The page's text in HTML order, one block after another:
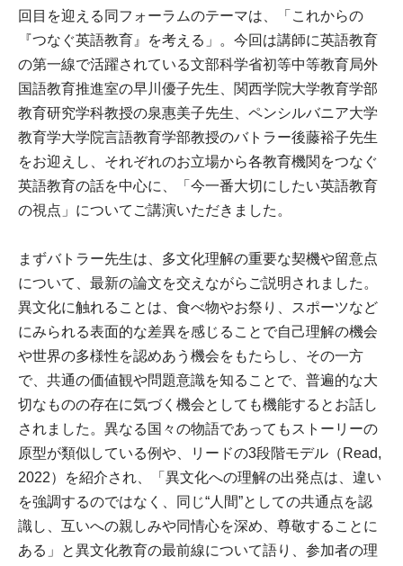
回目を迎える同フォーラムのテーマは、「これからの
『つなぐ英語教育』を考える」。今回は講師に英語教育
の第一線で活躍されている文部科学省初等中等教育局外
国語教育推進室の早川優子先生、関西学院大学教育学部
教育研究学科教授の泉惠美子先生、ペンシルバニア大学
教育学大学院言語教育学部教授のバトラー後藤裕子先生
をお迎えし、それぞれのお立場から各教育機関をつなぐ
英語教育の話を中心に、「今一番大切にしたい英語教育
の視点」についてご講演いただきました。
まずバトラー先生は、多文化理解の重要な契機や留意点
について、最新の論文を交えながらご説明されました。
異文化に触れることは、食べ物やお祭り、スポーツなど
にみられる表面的な差異を感じることで自己理解の機会
や世界の多様性を認めあう機会をもたらし、その一方
で、共通の価値観や問題意識を知ることで、普遍的な大
切なものの存在に気づく機会としても機能するとお話し
されました。異なる国々の物語であってもストーリーの
原型が類似している例や、リードの3段階モデル（Read,
2022）を紹介され、「異文化への理解の出発点は、違い
を強調するのではなく、同じ“人間”としての共通点を認
識し、互いへの親しみや同情心を深め、尊敬することに
ある」と異文化教育の最前線について語り、参加者の理